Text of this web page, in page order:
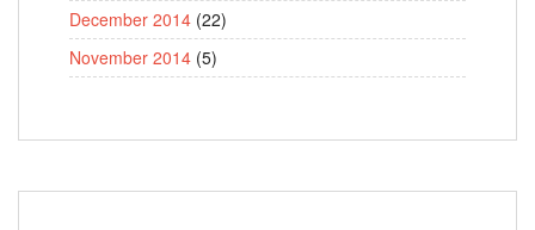
December 2014 (22)
November 2014 (5)